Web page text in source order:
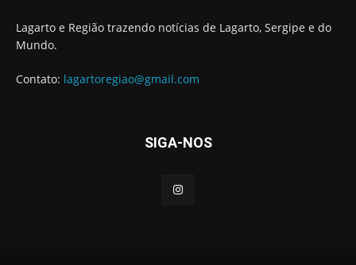
Lagarto e Região trazendo notícias de Lagarto, Sergipe e do
Mundo.
Contato: lagartoregiao@gmail.com
SIGA-NOS